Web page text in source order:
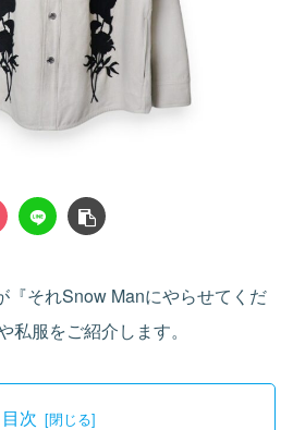
『それSnow Manにやらせてくだ
私服をご紹介します。
目次